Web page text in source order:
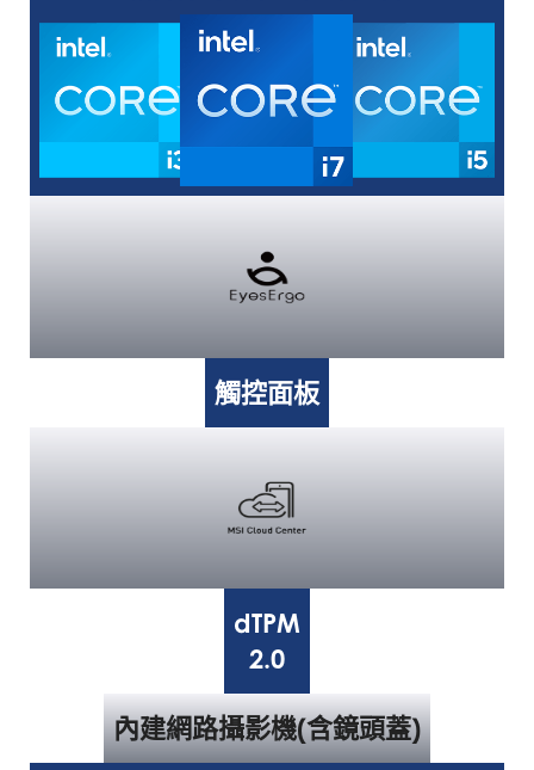
觸控面板
dTPM
2.0
內建網路攝影機(含鏡頭蓋)